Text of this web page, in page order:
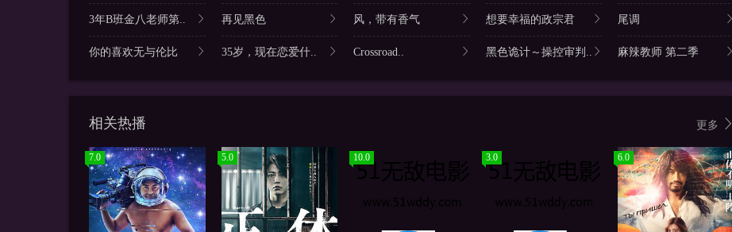
3年B班金八老师第.. 再见黑色 风，带有香气 想要幸福的政宗君 尾调
你的喜欢无与伦比 35岁，现在恋爱什.. Crossroad.. 黑色诡计～操控审判.. 麻辣教师 第二季
更多
相关热播
7.0 5.0 10.0 3.0 6.0